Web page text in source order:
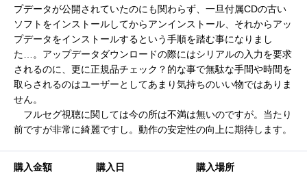
プデータが公開されていたのにも関わらず、一旦付属CDの古い
ソフトをインストールしてからアンインストール、それからアッ
プデータをインストールするという手順を踏む事になりまし
た…。アップデータダウンロードの際にはシリアルの入力を要求
されるのに、更に正規品チェック？的な事で無駄な手間や時間を
取らされるのはユーザーとしてあまり気持ちのいい物ではありま
せん。
フルセグ視聴に関しては今の所は不満は無いのですが。当たり
前ですが非常に綺麗ですし。動作の安定性の向上に期待します。
購入金額
購入日
購入場所